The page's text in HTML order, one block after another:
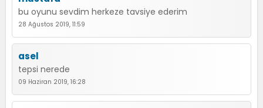
bu oyunu sevdim herkeze tavsiye ederim
28 Ağustos 2019, 11:59
asel
tepsi nerede
09 Haziran 2019, 16:28